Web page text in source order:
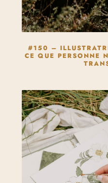
#150 –
CE QUE PERSONNE